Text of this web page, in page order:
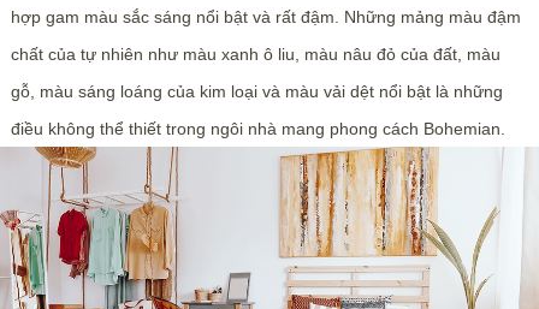
hợp gam màu sắc sáng nổi bật và rất đậm. Những mảng màu đậm
chất của tự nhiên như màu xanh ô liu, màu nâu đỏ của đất, màu
gỗ, màu sáng loáng của kim loại và màu vải dệt nổi bật là những
điều không thể thiết trong ngôi nhà mang phong cách Bohemian.